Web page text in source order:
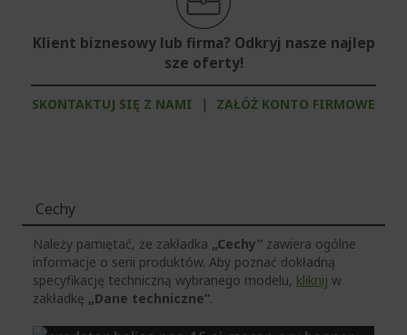
Klient biznesowy lub firma? Odkryj nasze najlep
sze oferty!
SKONTAKTUJ SIĘ Z NAMI | ZAŁÓŻ KONTO FIRMOWE
Cechy
Należy pamiętać, że zakładka „Cechy” zawiera ogólne
informacje o serii produktów. Aby poznać dokładną
specyfikację techniczną wybranego modelu, kliknij w
zakładkę „Dane techniczne”.